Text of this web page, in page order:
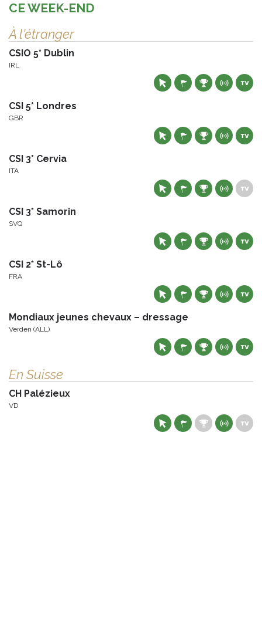
CE WEEK-END
À l'étranger
CSIO 5* Dublin
IRL
CSI 5* Londres
GBR
CSI 3* Cervia
ITA
CSI 3* Samorin
SVQ
CSI 2* St-Lô
FRA
Mondiaux jeunes chevaux – dressage
Verden (ALL)
En Suisse
CH Palézieux
VD